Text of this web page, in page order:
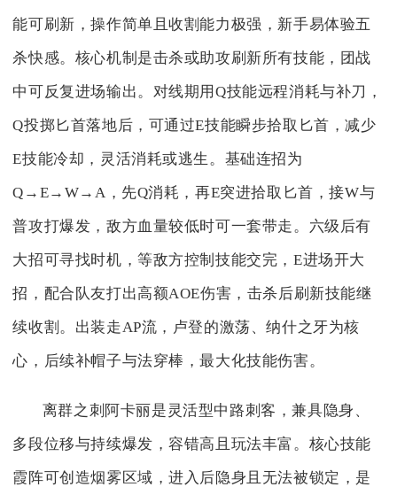
能可刷新，操作简单且收割能力极强，新手易体验五
杀快感。核心机制是击杀或助攻刷新所有技能，团战
中可反复进场输出。对线期用Q技能远程消耗与补刀，
Q投掷匕首落地后，可通过E技能瞬步拾取匕首，减少
E技能冷却，灵活消耗或逃生。基础连招为
Q→E→W→A，先Q消耗，再E突进拾取匕首，接W与
普攻打爆发，敌方血量较低时可一套带走。六级后有
大招可寻找时机，等敌方控制技能交完，E进场开大
招，配合队友打出高额AOE伤害，击杀后刷新技能继
续收割。出装走AP流，卢登的激荡、纳什之牙为核
心，后续补帽子与法穿棒，最大化技能伤害。
离群之刺阿卡丽是灵活型中路刺客，兼具隐身、
多段位移与持续爆发，容错高且玩法丰富。核心技能
霞阵可创造烟雾区域，进入后隐身且无法被锁定，是